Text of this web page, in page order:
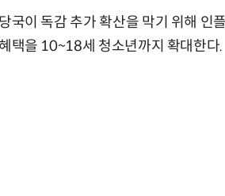
국이 독감 추가 확산을 막기 위해 인
택을 10~18세 청소년까지 확대한다.